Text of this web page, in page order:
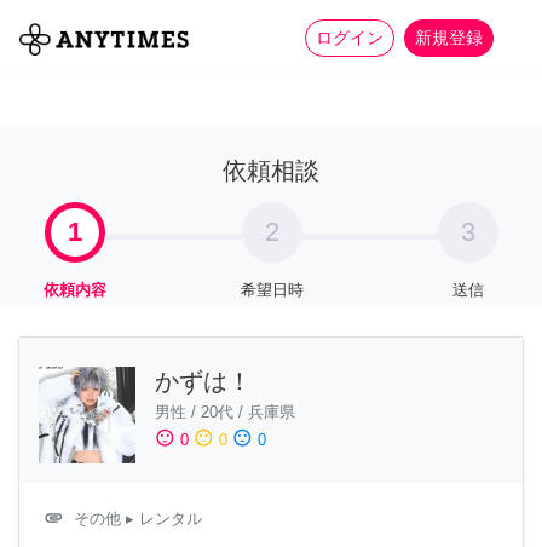
ログイン 新規登録
全て 家事 more_horiz
依頼相談
1
依頼内容
2
希望日時
3
送信
かずは！
男性 / 20代 / 兵庫県
sentiment_satisfied 0 sentiment_neutral 0 sentiment_dissatisfied 0
attachment その他 ▸ レンタル